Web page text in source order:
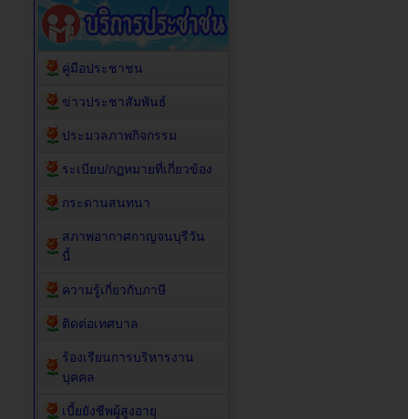
คู่มือประชาชน
ข่าวประชาสัมพันธ์
ประมวลภาพกิจกรรม
ระเบียบ/กฏหมายที่เกี่ยวข้อง
กระดานสนทนา
สภาพอากาศกาญจนบุรีวัน
นี้
ความรู้เกี่ยวกับภาษี
ติดต่อเทศบาล
ร้องเรียนการบริหารงาน
บุคคล
เบี้ยยังชีพผู้สูงอายุ